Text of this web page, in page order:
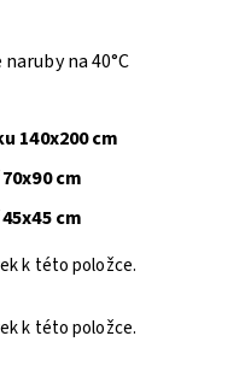
na 40°C
140x200 cm
cm
cm
k této položce.
k této položce.